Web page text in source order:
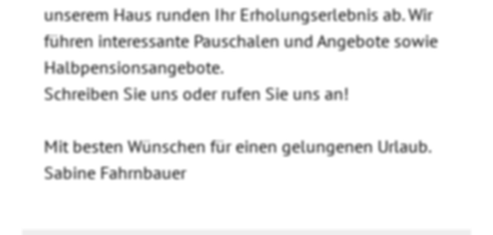
unserem Haus runden Ihr Erholungserlebnis ab. Wir
führen interessante Pauschalen und Angebote sowie
Halbpensionsangebote.
Schreiben Sie uns oder rufen Sie uns an!
Mit besten Wünschen für einen gelungenen Urlaub.
Sabine Fahrnbauer